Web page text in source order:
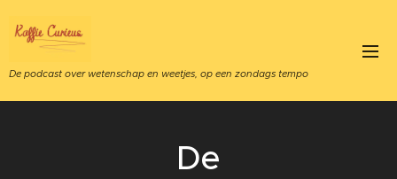
De podcast over wetenschap en weetjes, op een zondags tempo
De